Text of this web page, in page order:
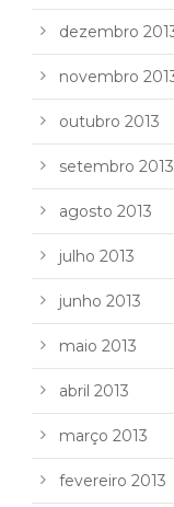
dezembro
novembro
outubro 2013
setembro 2013
agosto 2013
julho 2013
junho 2013
maio 2013
abril 2013
março 2013
fevereiro 2013